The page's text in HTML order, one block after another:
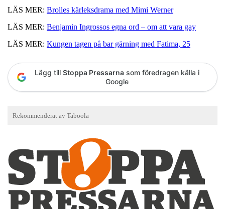
LÄS MER: Brolles kärleksdrama med Mimi Werner
LÄS MER: Benjamin Ingrossos egna ord – om att vara gay
LÄS MER: Kungen tagen på bar gärning med Fatima, 25
Lägg till Stoppa Pressarna som föredragen källa i
Google